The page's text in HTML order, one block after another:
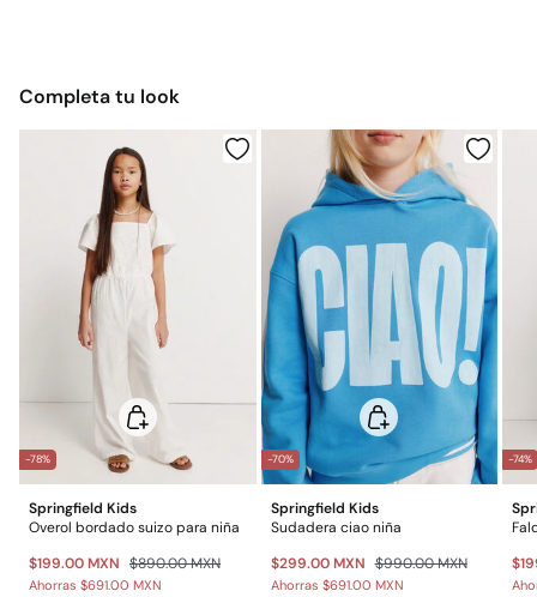
No lavar en seco
Otros estados de la República Mexicana: 2-5 días
*Días laborables (L-V).
Envío a almacén Gastos a cargo del cliente
Completa tu look
-78%
Springfield Kids
Overol bordado suizo para niña
$199.00 MXN $890.00 MXN
Ahorras $691.00 MXN
-70%
Springfield Kids
Sudadera ciao niña
$299.00 MXN $990.00 MXN
Ahorras $691.00 MXN
-74%